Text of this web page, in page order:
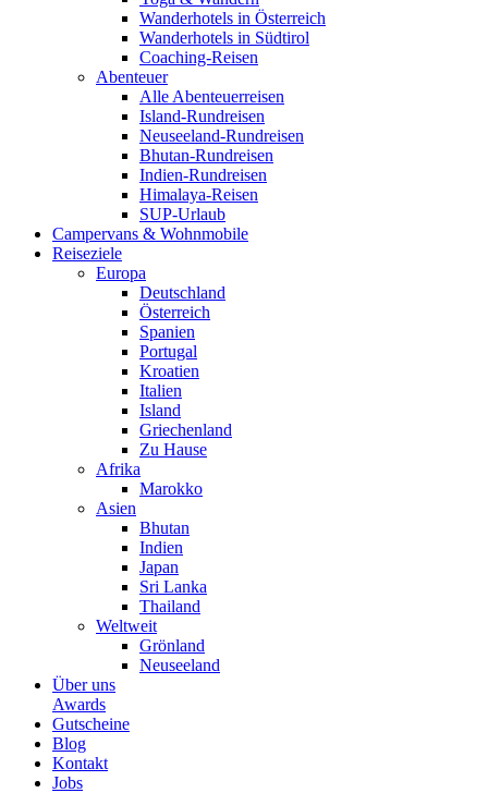
Wanderhotels in Österreich
Wanderhotels in Südtirol
Coaching-Reisen
Abenteuer
Alle Abenteuerreisen
Island-Rundreisen
Neuseeland-Rundreisen
Bhutan-Rundreisen
Indien-Rundreisen
Himalaya-Reisen
SUP-Urlaub
Campervans & Wohnmobile
Reiseziele
Europa
Deutschland
Österreich
Spanien
Portugal
Kroatien
Italien
Island
Griechenland
Zu Hause
Afrika
Marokko
Asien
Bhutan
Indien
Japan
Sri Lanka
Thailand
Weltweit
Grönland
Neuseeland
Über uns
Awards
Gutscheine
Blog
Kontakt
Jobs